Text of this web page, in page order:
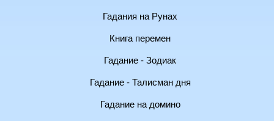
Гадания на Рунах
Книга перемен
Гадание - Зодиак
Гадание - Талисман дня
Гадание на домино